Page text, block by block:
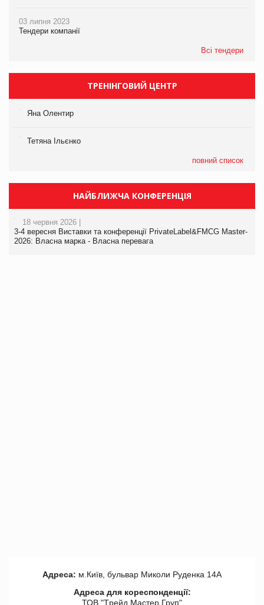
03 липня 2023
Тендери компанії
Всі тендери
ТРЕНІНГОВИЙ ЦЕНТР
Яна Олентир
Тетяна Ільєнко
повний список
НАЙБЛИЖЧА КОНФЕРЕНЦІЯ
18 червня 2026 |
3-4 вересня Виставки та конференції PrivateLabel&FMCG Master-
2026: Власна марка - Власна перевага
Адреса: м.Київ, бульвар Миколи Руденка 14А
Адреса для кореспонденції:
ТОВ "Tрейд Мастер Груп"